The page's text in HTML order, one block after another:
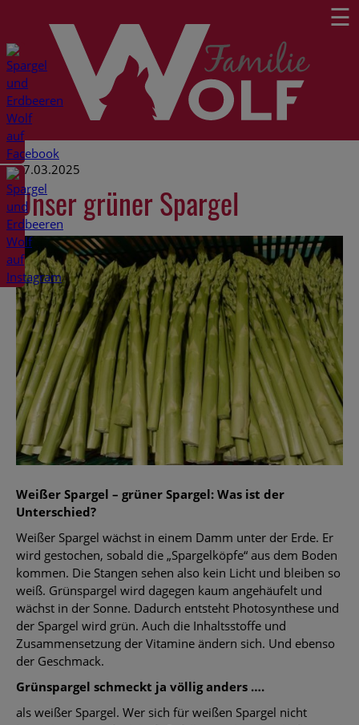
07.03.2025
Unser grüner Spargel
Weißer Spargel – grüner Spargel: Was ist der
Unterschied?
Weißer Spargel wächst in einem Damm unter der Erde. Er
wird gestochen, sobald die „Spargelköpfe“ aus dem Boden
kommen. Die Stangen sehen also kein Licht und bleiben so
weiß. Grünspargel wird dagegen kaum angehäufelt und
wächst in der Sonne. Dadurch entsteht Photosynthese und
der Spargel wird grün. Auch die Inhaltsstoffe und
Zusammensetzung der Vitamine ändern sich. Und ebenso
der Geschmack.
Grünspargel schmeckt ja völlig anders ….
als weißer Spargel. Wer sich für weißen Spargel nicht
☰